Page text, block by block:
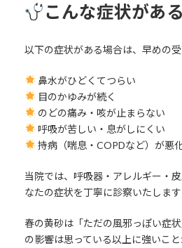
こんな症状があ
以下の症状がある場合は、早めの
鼻水がひどくてつらい
目のかゆみが続く
のどの痛み・咳が止まらない
呼吸が苦しい・息がしにくい
持病（喘息・COPDなど）が悪
当院では、呼吸器・アレルギー・
なたの症状を丁寧に診察いたします
春の黄砂は「ただの風邪っぽい症
の影響は思っている以上に強いこと